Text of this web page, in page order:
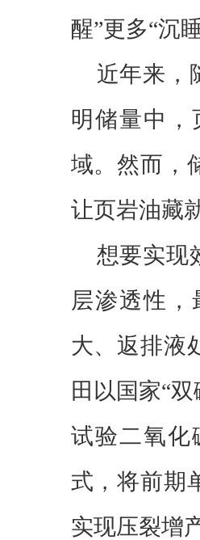
醒”更多“沉
近年来，
明储量中，
域。然而，
让页岩油藏
想要实现
层渗透性
大、返排液
田以国家“
试验二氧化
式，将前期
实现压裂增